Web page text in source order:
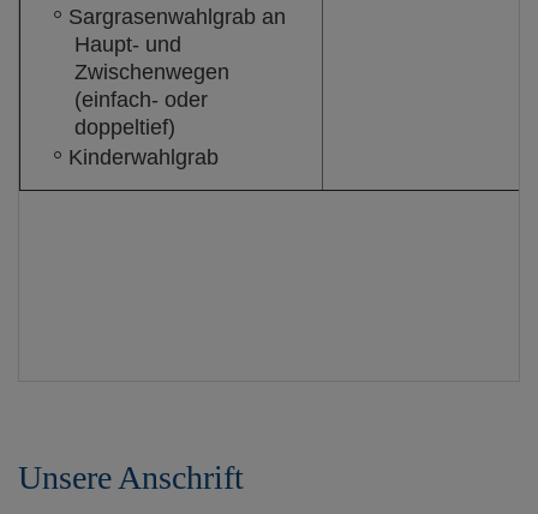
Sargrasenwahlgrab an
Haupt- und
Zwischenwegen
(einfach- oder
doppeltief)
Kinderwahlgrab
Unsere Anschrift